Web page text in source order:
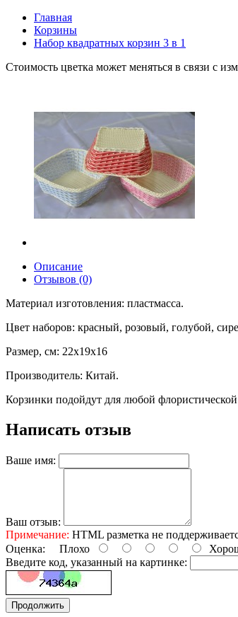
Главная
Корзины
Набор квадратных корзин 3 в 1
Стоимость цветка может меняться в связи с
Описание
Отзывов (0)
Материал изготовления: пластмасса.
Цвет наборов: красный, розовый, голубой,
Размер, см: 22x19x16
Производитель: Китай.
Корзинки подойдут для любой
Написать отзыв
Ваше имя:
Ваш отзыв:
Примечание: HTML разметка не
Оценка: Плохо
Введите код, указанный на картинке:
Продолжить